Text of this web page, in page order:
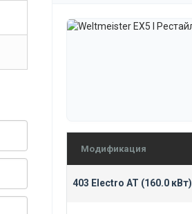
Модификация
403 Electro AT (160.0 кВт)